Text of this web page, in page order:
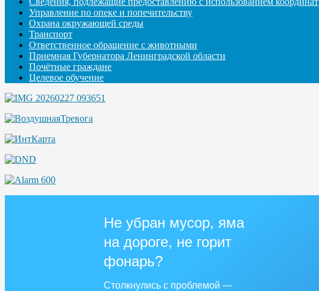
Управление по опеке и попечительству
Охрана окружающей среды
Транспорт
Ответственное обращение с животными
Приемная Губернатора Ленинградской области
Почётные граждане
Целевое обучение
Не убран мусор, яма
на дороге, не горит
фонарь?
Столкнулись с проблемой —